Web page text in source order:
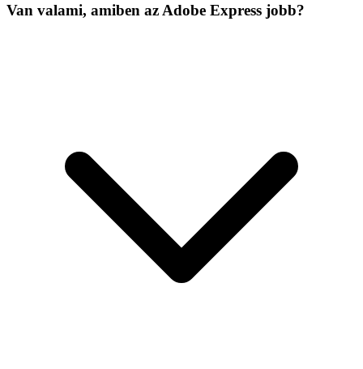
Van valami, amiben az Adobe Express jobb?